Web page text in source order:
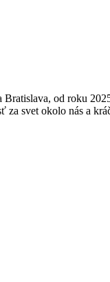
od roku
svet okolo nás a